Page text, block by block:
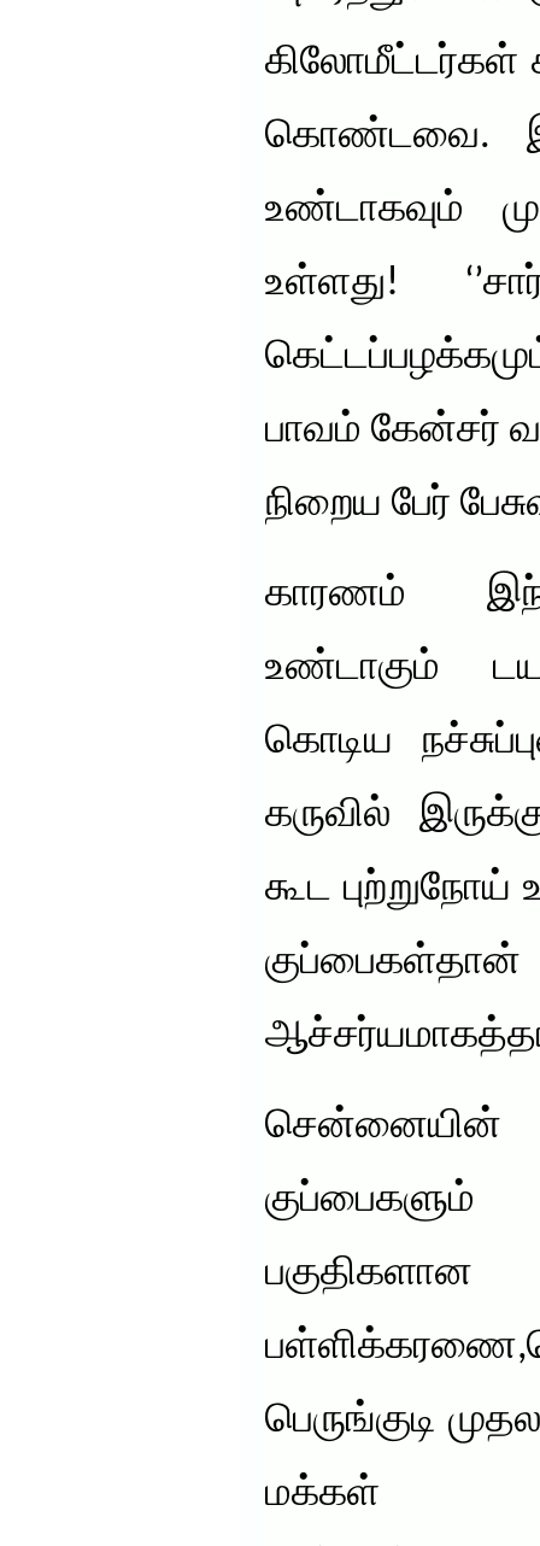
கிலோமீட்டர்கள்
கொண்டவை.
உண்டாகவும்
உள்ளது!
பாவம் கேன்சர்
நிறைய பேர்
காரணம்
உண்டாகும்
கொடிய
கருவில்
கூட
பகுதிகளான
பெருங்குடி
மக்கள்